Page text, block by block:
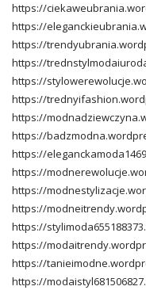
https://
https://
https://
https://
https://
https://
https://
https://
https://
https://
https://
https://
https://
https://
https://
https://